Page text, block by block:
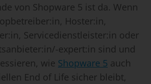
von Shopware 5 ist da. Wenn
Hoster:in,
Servicedienstleister:in oder
expert:in sind und
wie Shopware 5 auch
End of Life sicher bleibt,